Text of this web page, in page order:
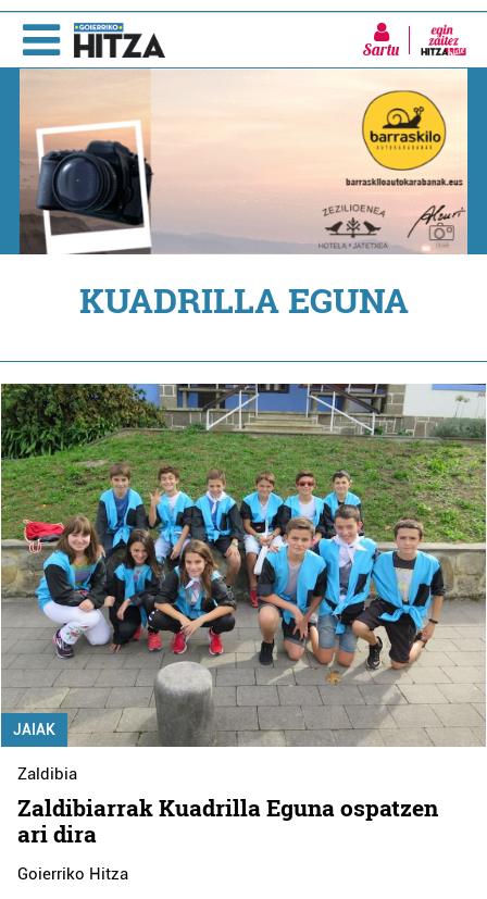
Sartu
KUADRILLA EGUNA
JAIAK
Zaldibia
Zaldibiarrak Kuadrilla Eguna ospatzen
ari dira
Goierriko Hitza